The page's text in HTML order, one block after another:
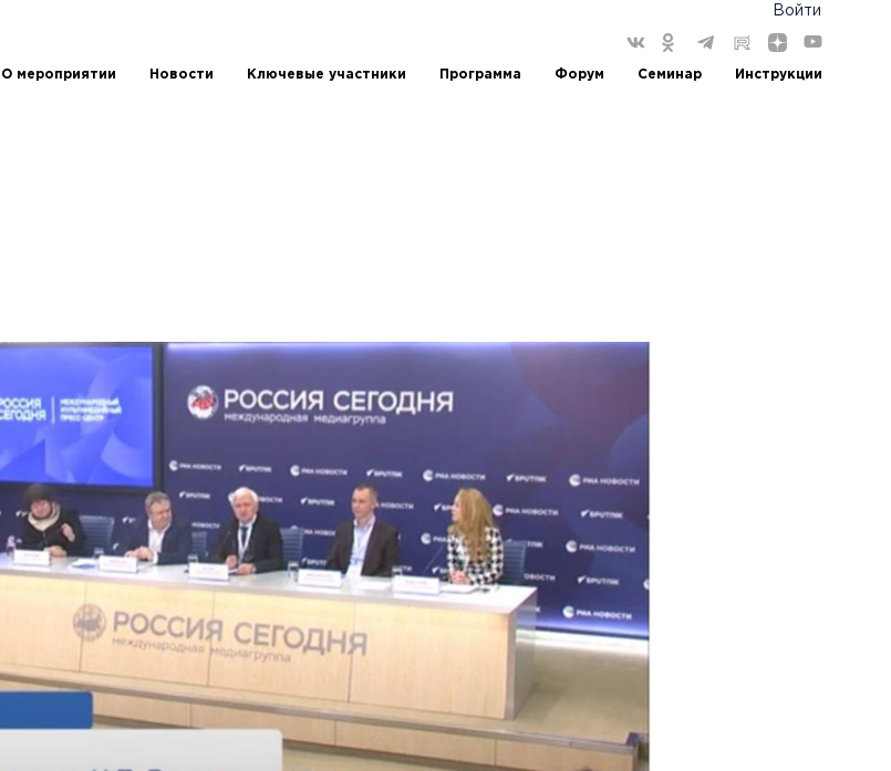
Войти
О мероприятии Новости Ключевые участники Программа Форум Семинар Инструкции